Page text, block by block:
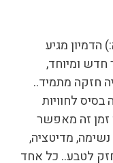
מגיע
ומיוחד,
חזקה מתמיד..
לחוויות
זמן זה מאפשר
מדיטציה,
חזק לטבע.. כל אחד